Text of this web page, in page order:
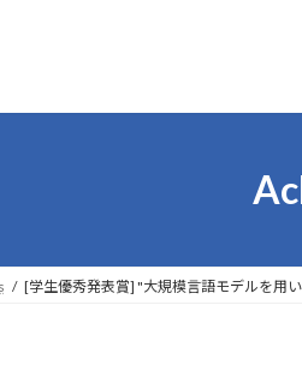
[学生優秀発表賞] "大規模言語モデルを用